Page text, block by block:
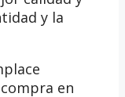
y la
en